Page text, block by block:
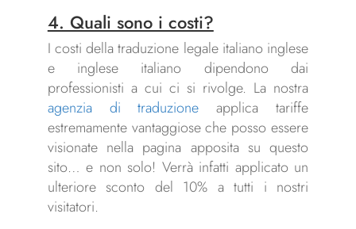
4. Quali sono i costi?
I costi della traduzione legale italiano inglese
e inglese italiano dipendono dai
professionisti a cui ci si rivolge. La nostra
agenzia di traduzione applica tariffe
estremamente vantaggiose che posso essere
visionate nella pagina apposita su questo
sito… e non solo! Verrà infatti applicato un
ulteriore sconto del 10% a tutti i nostri
visitatori.